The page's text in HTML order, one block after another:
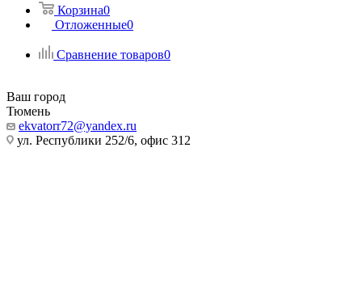
Корзина0
Отложенные0
Сравнение товаров0
Ваш город
Тюмень
ekvatorr72@yandex.ru
ул. Республики 252/6, офис 312